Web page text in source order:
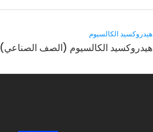
هيدروكسيد الكالسيوم
هيدروكسيد الكالسيوم (الصف الصناعي)